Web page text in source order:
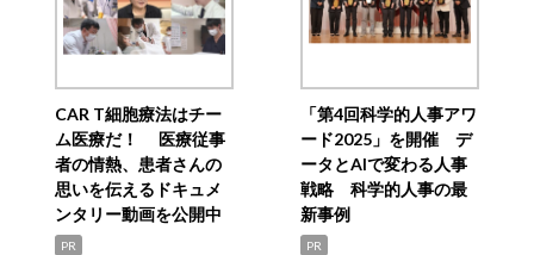
CAR T細胞療法はチー
ム医療だ！ 医療従事
者の情熱、患者さんの
思いを伝えるドキュメ
ンタリー動画を公開中
PR
「第4回科学的人事アワ
ード2025」を開催 デ
ータとAIで変わる人事
戦略 科学的人事の最
新事例
PR